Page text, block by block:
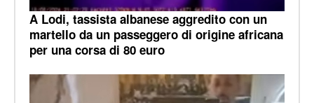
A Lodi, tassista albanese aggredito con un
martello da un passeggero di origine africana
per una corsa di 80 euro